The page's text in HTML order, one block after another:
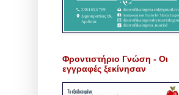
Φροντιστήριο Γνώση - Οι
εγγραφές ξεκίνησαν